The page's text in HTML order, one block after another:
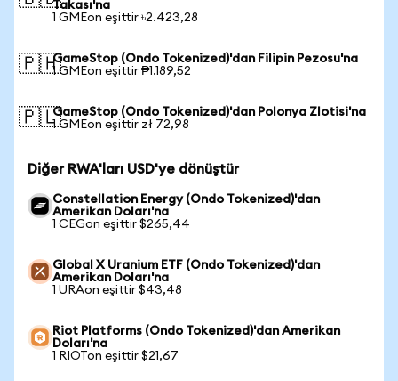
Takası'na
1 GMEon eşittir ৳2.423,28
🇵🇭GameStop (Ondo Tokenized)'dan Filipin Pezosu'na
1 GMEon eşittir ₱1.189,52
🇵🇱GameStop (Ondo Tokenized)'dan Polonya Zlotisi'na
1 GMEon eşittir zł 72,98
Diğer RWA'ları USD'ye dönüştür
Constellation Energy (Ondo Tokenized)'dan
Amerikan Doları'na
1 CEGon eşittir $265,44
Global X Uranium ETF (Ondo Tokenized)'dan
Amerikan Doları'na
1 URAon eşittir $43,48
Riot Platforms (Ondo Tokenized)'dan Amerikan
Doları'na
1 RIOTon eşittir $21,67